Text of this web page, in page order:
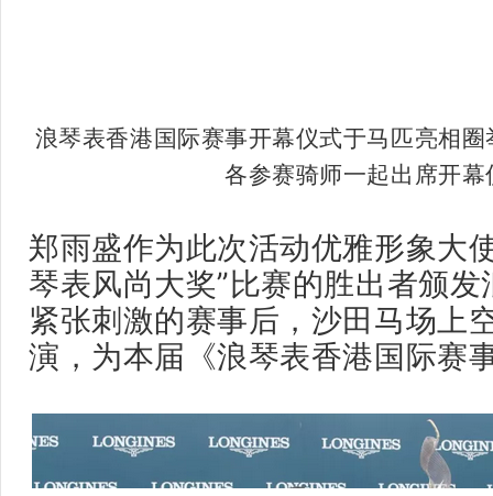
浪琴表香港国际赛事开幕仪式于马匹亮相
各参赛骑师一起出席开幕
郑雨盛作为此次活动优雅形象大
琴表风尚大奖”比赛的胜出者颁
紧张刺激的赛事后，沙田马场上
演，为本届《浪琴表香港国际赛